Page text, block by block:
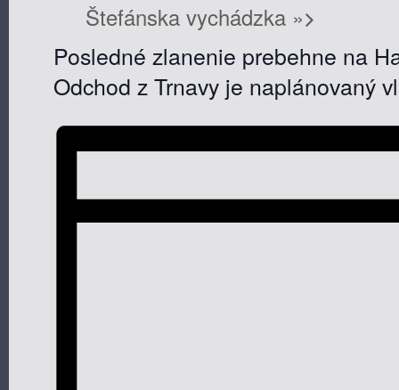
Štefánska vychádzka »
Posledné zlanenie prebehne na
Odchod z Trnavy je naplánovaný